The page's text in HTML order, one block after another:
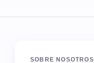
SOBRE NOSOTROS